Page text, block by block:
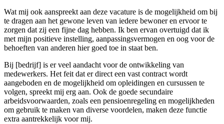
Wat mij ook aanspreekt aan deze vacature is de mogelijkheid om bij
te dragen aan het gewone leven van iedere bewoner en ervoor te
zorgen dat zij een fijne dag hebben. Ik ben ervan overtuigd dat ik
met mijn positieve instelling, aanpassingsvermogen en oog voor de
behoeften van anderen hier goed toe in staat ben.
Bij [bedrijf] is er veel aandacht voor de ontwikkeling van
medewerkers. Het feit dat er direct een vast contract wordt
aangeboden en de mogelijkheid om opleidingen en cursussen te
volgen, spreekt mij erg aan. Ook de goede secundaire
arbeidsvoorwaarden, zoals een pensioenregeling en mogelijkheden
om gebruik te maken van diverse voordelen, maken deze functie
extra aantrekkelijk voor mij.